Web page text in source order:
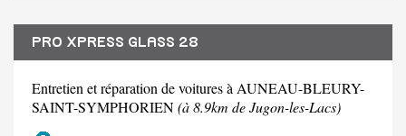
PRO XPRESS GLASS 28
Entretien et réparation de voitures à AUNEAU-BLEURY-
SAINT-SYMPHORIEN(à 8.9km de Jugon-les-Lacs)